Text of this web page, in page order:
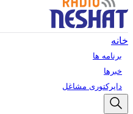
خانه
برنامه ها
خبرها
دایرکتوری مشاغل